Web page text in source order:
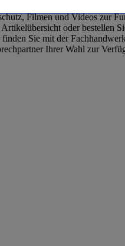
Filmen und Videos zur
oder bestellen
Sie mit der
Ihrer Wahl zur